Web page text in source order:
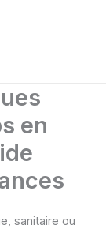
en
sanitaire ou